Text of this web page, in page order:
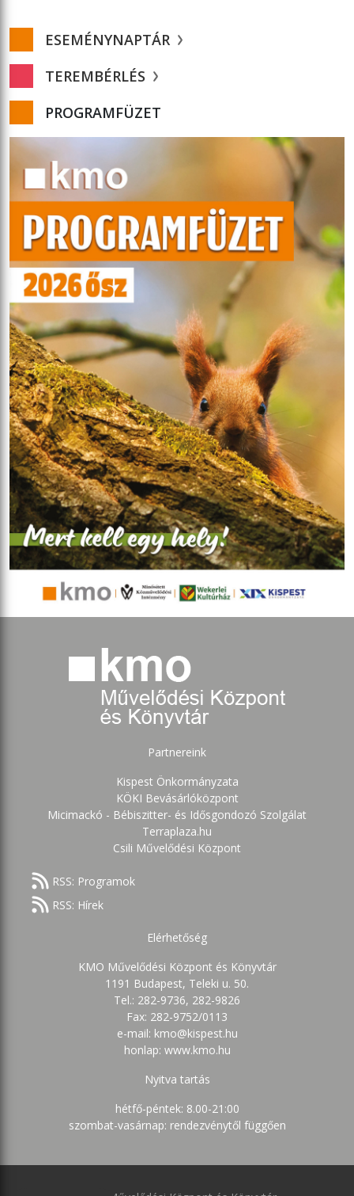
ESEMÉNYNAPTÁR
TEREMBÉRLÉS
PROGRAMFÜZET
Partnereink
Kispest Önkormányzata
KÖKI Bevásárlóközpont
Micimackó - Bébiszitter- és Idősgondozó Szolgálat
Terraplaza.hu
Csili Művelődési Központ
RSS: Programok
RSS: Hírek
Elérhetőség
KMO Művelődési Központ és Könyvtár
1191 Budapest, Teleki u. 50.
Tel.: 282-9736, 282-9826
Fax: 282-9752/0113
e-mail: kmo@kispest.hu
honlap: www.kmo.hu
Nyitva tartás
hétfő-péntek: 8.00-21:00
szombat-vasárnap: rendezvénytől függően